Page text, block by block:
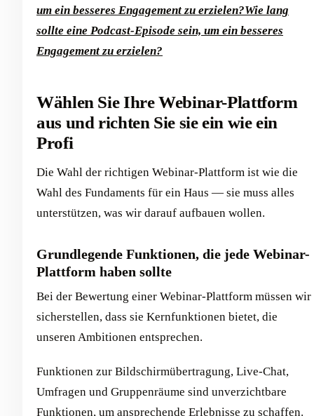
um ein besseres Engagement zu erzielen?Wie lang
sollte eine Podcast-Episode sein, um ein besseres
Engagement zu erzielen?
Wählen Sie Ihre Webinar-Plattform
aus und richten Sie sie ein wie ein
Profi
Die Wahl der richtigen Webinar-Plattform ist wie die
Wahl des Fundaments für ein Haus — sie muss alles
unterstützen, was wir darauf aufbauen wollen.
Grundlegende Funktionen, die jede Webinar-
Plattform haben sollte
Bei der Bewertung einer Webinar-Plattform müssen wir
sicherstellen, dass sie Kernfunktionen bietet, die
unseren Ambitionen entsprechen.
Funktionen zur Bildschirmübertragung, Live-Chat,
Umfragen und Gruppenräume sind unverzichtbare
Funktionen, um ansprechende Erlebnisse zu schaffen.